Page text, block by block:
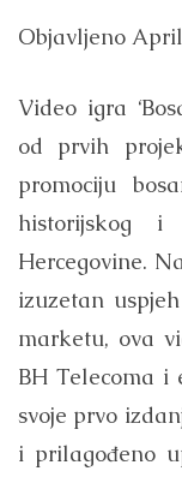
Objavljeno
Video igra
od prvih
promociju
historijskog
Hercegovine.
izuzetan
marketu, ova
BH Telecoma i
svoje prvo
i prilagođeno